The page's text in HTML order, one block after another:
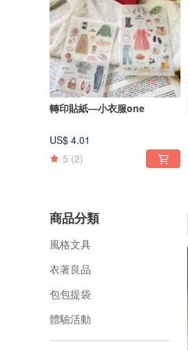
轉印貼紙—小衣服one
US$ 4.01
5 (2)
商品分類
風格文具
衣著良品
包包提袋
體驗活動